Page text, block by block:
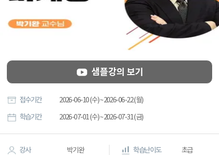
샘플강의 보기
접수기간 2026-06-10 (수) ~ 2026-06-22 (월)
학습기간 2026-07-01 (수) ~ 2026-07-31 (금)
강사 박기완 학습난이도 초급